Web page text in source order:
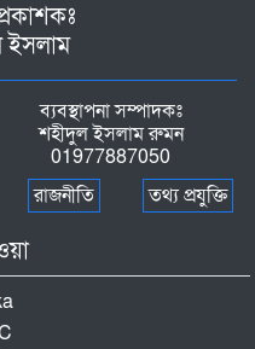
ব্যবস্থাপনা সম্পাদকঃ
শহীদুল ইসলাম রুমন
01977887050
রাজনীতি তথ্য প্রযুক্তি